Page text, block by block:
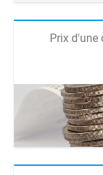
Prix d'une